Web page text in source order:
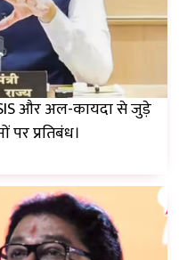
ISIS और अल-कायदा से जुड़े
पर प्रतिबंध।